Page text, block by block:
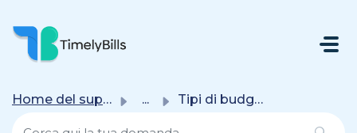
Salta Al Contenuto Principale
Home del supporto ... Tipi di budget supportati in TimelyBills